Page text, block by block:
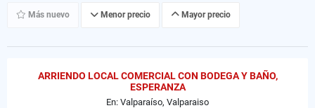
Más nuevo Menor precio Mayor precio
ARRIENDO LOCAL COMERCIAL CON BODEGA Y BAÑO,
ESPERANZA
En: Valparaíso, Valparaiso